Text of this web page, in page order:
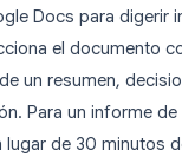
Docs para digerir
el documento
un resumen,
Para un informe
de 30 minutos